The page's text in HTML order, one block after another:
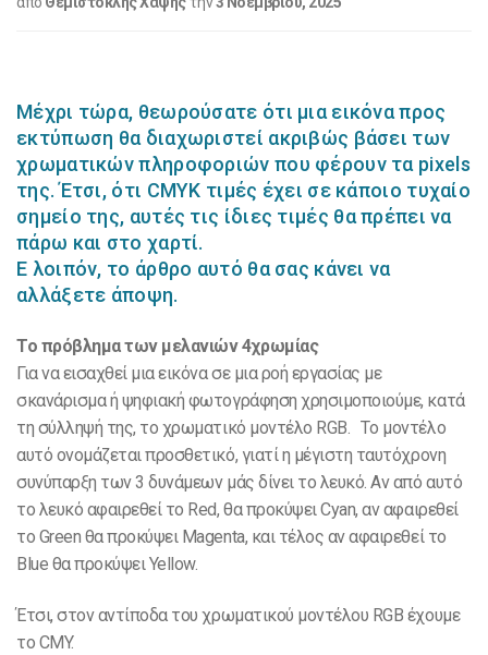
Μέχρι τώρα, θεωρούσατε ότι μια εικόνα προς
εκτύπωση θα διαχωριστεί ακριβώς βάσει των
χρωματικών πληροφοριών που φέρουν τα pixels
της. Έτσι, ότι CMYK τιμές έχει σε κάποιο τυχαίο
σημείο της, αυτές τις ίδιες τιμές θα πρέπει να
πάρω και στο χαρτί.
Ε λοιπόν, το άρθρο αυτό θα σας κάνει να
αλλάξετε άποψη.
Το πρόβλημα των μελανιών 4χρωμίας
Για να εισαχθεί μια εικόνα σε μια ροή εργασίας με
σκανάρισμα ή ψηφιακή φωτογράφηση χρησιμοποιούμε, κατά
τη σύλληψή της, το χρωματικό μοντέλο RGB. Tο μοντέλο
αυτό ονομάζεται προσθετικό, γιατί η μέγιστη ταυτόχρονη
συνύπαρξη των 3 δυνάμεων μάς δίνει το λευκό. Αν από αυτό
το λευκό αφαιρεθεί το Red, θα προκύψει Cyan, αν αφαιρεθεί
το Green θα προκύψει Magenta, και τέλος αν αφαιρεθεί το
Blue θα προκύψει Yellow.
Έτσι, στον αντίποδα του χρωματικού μοντέλου RGB έχουμε
το CMY.